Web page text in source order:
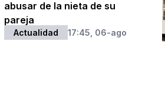
abusar de la nieta de su
pareja
Actualidad 17:45, 06-ago